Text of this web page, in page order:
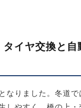
イヤ交換と自
なりました。冬道